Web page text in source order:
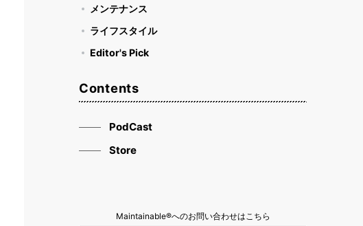
メンテナンス
ライフスタイル
Editor's Pick
Contents
PodCast
Store
Maintainable®へのお問い合わせはこちら